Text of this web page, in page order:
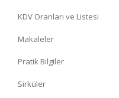
KDV Oranları ve Listesi
Makaleler
Pratik Bilgiler
Sirküler